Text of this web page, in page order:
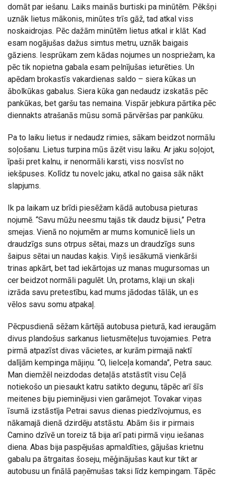
domāt par iešanu. Laiks mainās burtiski pa minūtēm. Pēkšņi
uznāk lietus mākonis, minūtes trīs gāž, tad atkal viss
noskaidrojas. Pēc dažām minūtēm lietus atkal ir klāt. Kad
esam nogājušas dažus simtus metru, uznāk baigais
gāziens. Iesprūkam zem kādas nojumes un nospriežam, ka
pēc tik nopietna gabala esam pelnījušas ieturēties. Un
apēdam brokastīs vakardienas saldo – siera kūkas un
ābolkūkas gabalus. Siera kūka gan nedaudz izskatās pēc
pankūkas, bet garšu tas nemaina. Vispār jebkura pārtika pēc
diennakts atrašanās mūsu somā pārvēršas par pankūku.
Pa to laiku lietus ir nedaudz rimies, sākam beidzot normālu
soļošanu. Lietus turpina mūs āzēt visu laiku. Ar jaku soļojot,
īpaši pret kalnu, ir nenormāli karsti, viss nosvīst no
iekšpuses. Kolīdz tu novelc jaku, atkal no gaisa sāk nākt
slapjums.
Ik pa laikam uz brīdi piesēžam kādā autobusa pieturas
nojumē. “Savu mūžu neesmu tajās tik daudz bijusi,” Petra
smejas. Vienā no nojumēm ar mums komunicē liels un
draudzīgs suns otrpus sētai, mazs un draudzīgs suns
šaipus sētai un naudas kaķis. Viņš iesākumā vienkārši
trinas apkārt, bet tad iekārtojas uz manas mugursomas un
cer beidzot normāli pagulēt. Un, protams, klaji un skaļi
izrāda savu pretestību, kad mums jādodas tālāk, un es
vēlos savu somu atpakaļ.
Pēcpusdienā sēžam kārtējā autobusa pieturā, kad ieraugām
divus plandošus sarkanus lietusmēteļus tuvojamies. Petra
pirmā atpazīst divas vācietes, ar kurām pirmajā naktī
dalījām kempinga mājiņu. “O, lielceļa komanda”, Petra sauc.
Man diemžēl neizdodas detaļās atstāstīt visu Ceļā
notiekošo un piesaukt katru satikto degunu, tāpēc arī šīs
meitenes biju pieminējusi vien garāmejot. Tovakar viņas
īsumā izstāstīja Petrai savus dienas piedzīvojumus, es
nākamajā dienā dzirdēju atstāstu. Abām šis ir pirmais
Camino dzīvē un toreiz tā bija arī pati pirmā viņu iešanas
diena. Abas bija paspējušas apmaldīties, gājušas krietnu
gabalu pa ātrgaitas šoseju, mēģinājušas kaut kur tikt ar
autobusu un finālā paņēmušas taksi līdz kempingam. Tāpēc